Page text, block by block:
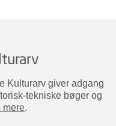
Kulturarv giver adgang
tekniske bøger og
mere.